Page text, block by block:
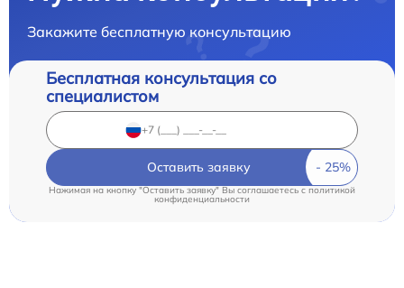
Закажите бесплатную консультацию
Бесплатная консультация со
специалистом
Оставить заявку
Нажимая на кнопку "Оставить заявку" Вы соглашаетесь cполитикой
конфиденциальности